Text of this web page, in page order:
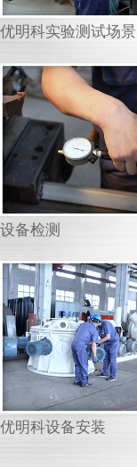
优明科实验测试场景
设备检测
优明科设备安装